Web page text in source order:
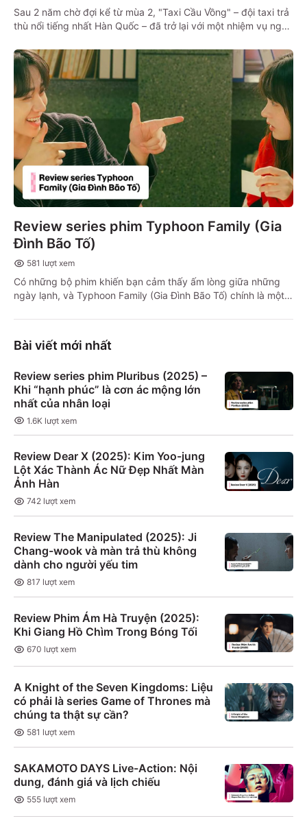
Sau 2 năm chờ đợi kể từ mùa 2, "Taxi Cầu Vồng" – đội taxi trả
thù nổi tiếng nhất Hàn Quốc – đã trở lại với một nhiệm vụ nguy
Review series phim Typhoon Family (Gia
Đình Bão Tố)
581 lượt xem
Có những bộ phim khiến bạn cảm thấy ấm lòng giữa những
ngày lạnh, và Typhoon Family (Gia Đình Bão Tố) chính là một
Bài viết mới nhất
Review series phim Pluribus (2025) –
Khi “hạnh phúc” là cơn ác mộng lớn
nhất của nhân loại
1.6K lượt xem
Review Dear X (2025): Kim Yoo-jung
Lột Xác Thành Ác Nữ Đẹp Nhất Màn
Ảnh Hàn
742 lượt xem
Review The Manipulated (2025): Ji
Chang-wook và màn trả thù không
dành cho người yếu tim
817 lượt xem
Review Phim Ám Hà Truyện (2025):
Khi Giang Hồ Chìm Trong Bóng Tối
670 lượt xem
A Knight of the Seven Kingdoms: Liệu
có phải là series Game of Thrones mà
chúng ta thật sự cần?
581 lượt xem
SAKAMOTO DAYS Live-Action: Nội
dung, đánh giá và lịch chiếu
555 lượt xem